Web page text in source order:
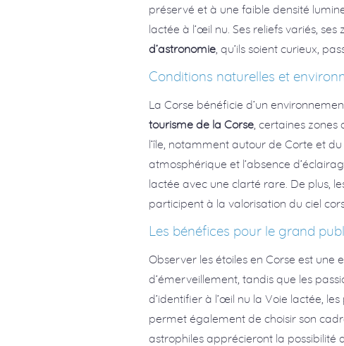
préservé et à une faible densité
lactée à l’œil nu. Ses reliefs variés,
d’astronomie , qu’ils soient curieux,
Conditions naturelles et
La Corse bénéficie d’un
tourisme de la Corse , certaines
l’île, notamment autour de Corte et
atmosphérique et l’absence
lactée avec une clarté rare. De plus,
participent à la valorisation du ciel
Les bénéfices pour le grand
Observer les étoiles en Corse est
d’émerveillement, tandis que les
d’identifier à l’œil nu la Voie lactée,
permet également de choisir son
astrophiles apprécieront la possibilité